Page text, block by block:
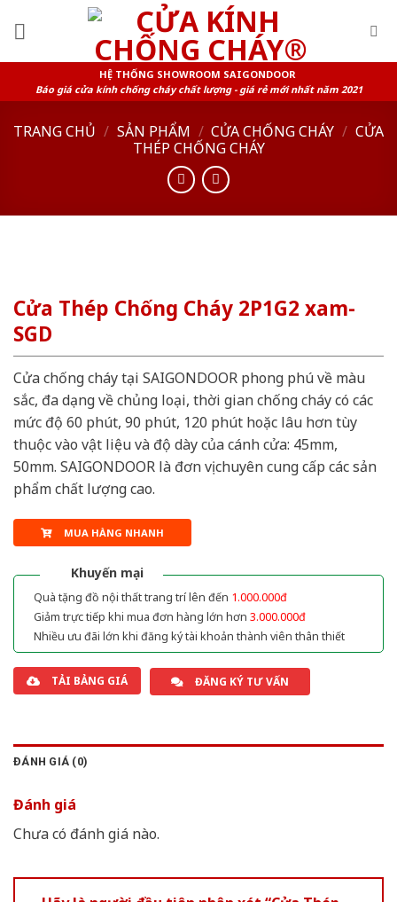
HỆ THỐNG SHOWROOM SAIGONDOOR
Báo giá cửa kính chống cháy chất lượng - giá rẻ mới nhất năm 2021
TRANG CHỦ / SẢN PHẨM / CỬA CHỐNG CHÁY / CỬA
THÉP CHỐNG CHÁY
Cửa Thép Chống Cháy 2P1G2 xam-
SGD
Cửa chống cháy tại SAIGONDOOR phong phú về màu
sắc, đa dạng về chủng loại, thời gian chống cháy có các
mức độ 60 phút, 90 phút, 120 phút hoặc lâu hơn tùy
thuộc vào vật liệu và độ dày của cánh cửa: 45mm,
50mm. SAIGONDOOR là đơn vị chuyên cung cấp các sản
phẩm chất lượng cao.
MUA HÀNG NHANH
Khuyến mại
Quà tặng đồ nội thất trang trí lên đến 1.000.000đ
Giảm trực tiếp khi mua đơn hàng lớn hơn 3.000.000đ
Nhiều ưu đãi lớn khi đăng ký tài khoản thành viên thân thiết
TẢI BẢNG GIÁ ĐĂNG KÝ TƯ VẤN
ĐÁNH GIÁ (0)
Đánh giá
Chưa có đánh giá nào.